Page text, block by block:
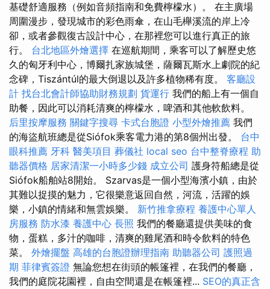
基礎舒適服務（例如音頻指南和免費檸檬水）。 在主廣場
周圍漫步，發現城市的彩色雨傘，在山毛櫸溪流的岸上冷
卻，或者參觀復古設計中心，在那裡您可以進行真正的旅
行。 台北地區外燴選擇 在巡航期間，乘客可以了解歷史悠
久的匈牙利中心，博爾扎家族城堡，薩爾瓦斯水上劇院的紀
念碑，Tiszántúl的最大倒退以及許多植物稀有度。 客廳設
計 找台北會計師協助財務規劃 貨運行 我們的船上有一個自
助餐，因此可以消耗清爽的檸檬水，啤酒和其他軟飲料。
后里按摩服務 關鍵字搜尋 卡式台胞證 小型外燴推薦 我們
的海盜航班總是從Siófok乘客電力港的第8個州出發。 台中
眼科推薦 牙科 醫美項目 葬儀社 local seo 台中整脊療程 助
聽器價格 居家清潔一小時多少錢 成立公司 護身符船總是從
Siófok船舶站8開始。 Szarvas是一個小型海濱小鎮，由於
其難以捉摸的魅力，它很樂意返回自然，河流，活躍的娛
樂，小鎮的情緒和無雲娛樂。 新竹推拿療程 養護中心單人
房服務 防水漆 養護中心 長照 我們的餐廳還提供美味的食
物，蛋糕，多汁的咖啡，清爽的雞尾酒和時令飲料的特色
菜。 外燴擺盤 高雄的台胞證辦理指南 助聽器公司 護照過
期 菲律賓簽證 無論您想在街頭的帳篷裡，在我們的餐廳，
我們的庭院花園裡，自由空間還是在帳篷裡... SEO的真正含